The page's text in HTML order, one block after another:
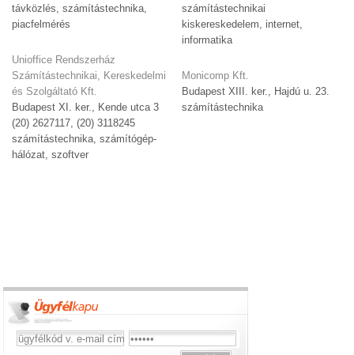
távközlés, számítástechnika,
piacfelmérés
Unioffice Rendszerház
Számítástechnikai, Kereskedelmi
és Szolgáltató Kft.
Budapest XI. ker., Kende utca 3
(20) 2627117, (20) 3118245
számítástechnika, számítógép-
hálózat, szoftver
számítástechnikai
kiskereskedelem, internet,
informatika
Monicomp Kft.
Budapest XIII. ker., Hajdú u. 23.
számítástechnika